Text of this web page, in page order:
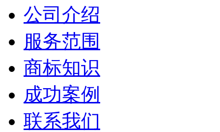
公司介绍
服务范围
商标知识
成功案例
联系我们